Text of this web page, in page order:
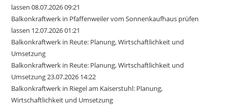
lassen 08.07.2026 09:21
Balkonkraftwerk in Pfaffenweiler vom Sonnenkaufhaus prüfen
lassen 12.07.2026 01:21
Balkonkraftwerk in Reute: Planung, Wirtschaftlichkeit und
Umsetzung
Balkonkraftwerk in Reute: Planung, Wirtschaftlichkeit und
Umsetzung 23.07.2026 14:22
Balkonkraftwerk in Riegel am Kaiserstuhl: Planung,
Wirtschaftlichkeit und Umsetzung